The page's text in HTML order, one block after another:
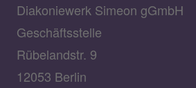
Diakoniewerk Simeon gGmbH
Geschäftsstelle
Rübelandstr. 9
12053 Berlin